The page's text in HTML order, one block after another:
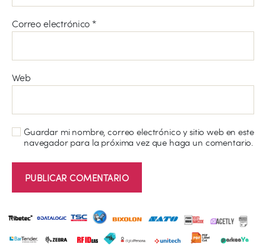
Correo electrónico*
Web
Guardar mi nombre, correo electrónico y sitio web en este
navegador para la próxima vez que haga un comentario.